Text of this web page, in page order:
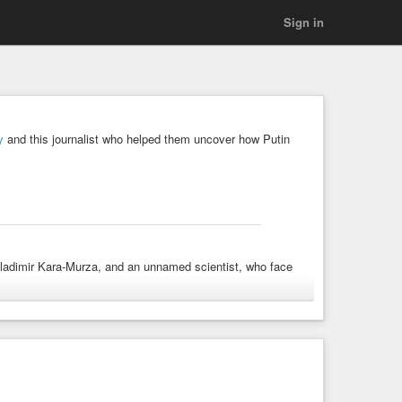
Sign in
and this journalist who helped them uncover how Putin
Kara-Murza, and an unnamed scientist, who face
leader Alexei Navalny and the subsequent